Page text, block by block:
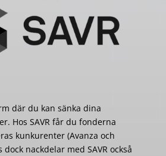
där du kan sänka dina
Hos SAVR får du fonderna
kunkurenter (Avanza och
nackdelar med SAVR också